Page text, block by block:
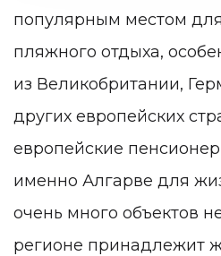
популярным местом
пляжного отдыха,
из Великобритании,
других европейских
европейские
именно Алгарве для
очень много объектов
регионе принадлежит